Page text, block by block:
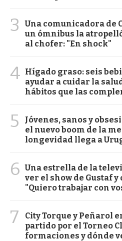
3
Una comunicadora de
un ómnibus la
al chofer: "En shock"
4 Hígado graso: seis
ayudar a cuidar la
hábitos que las
5
Jóvenes, sanos y
el nuevo boom de la
longevidad llega a
6 Una estrella de la
ver el show de Gustaf
"Quiero trabajar con
7
City Torque y Peñarol
partido por el Torneo
formaciones y dónde